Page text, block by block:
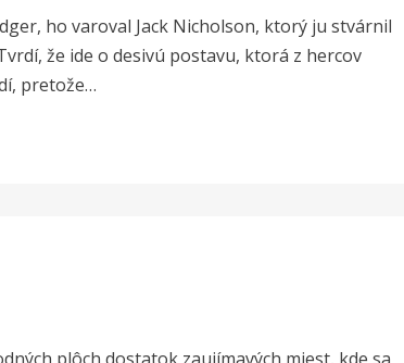
ho varoval Jack Nicholson, ktorý ju stvárnil
že ide o desivú postavu, ktorá z hercov
pretože…